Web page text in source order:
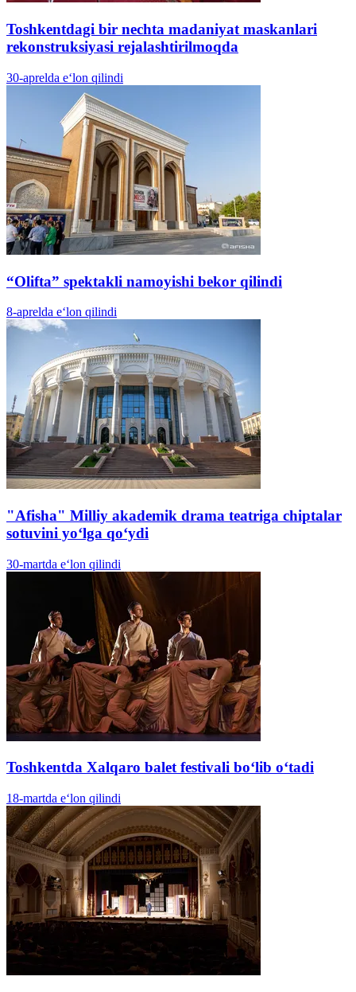
Toshkentdagi bir nechta madaniyat maskanlari
rekonstruksiyasi rejalashtirilmoqda
30-aprelda e‘lon qilindi
“Olifta” spektakli namoyishi bekor qilindi
8-aprelda e‘lon qilindi
"Afisha" Milliy akademik drama teatriga chiptalar
sotuvini yoʻlga qoʻydi
30-martda e‘lon qilindi
Toshkentda Xalqaro balet festivali bo‘lib o‘tadi
18-martda e‘lon qilindi